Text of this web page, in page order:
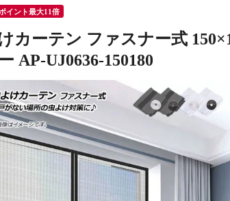
イント最大11倍
カーテン ファスナー式
AP-UJ0636-150180